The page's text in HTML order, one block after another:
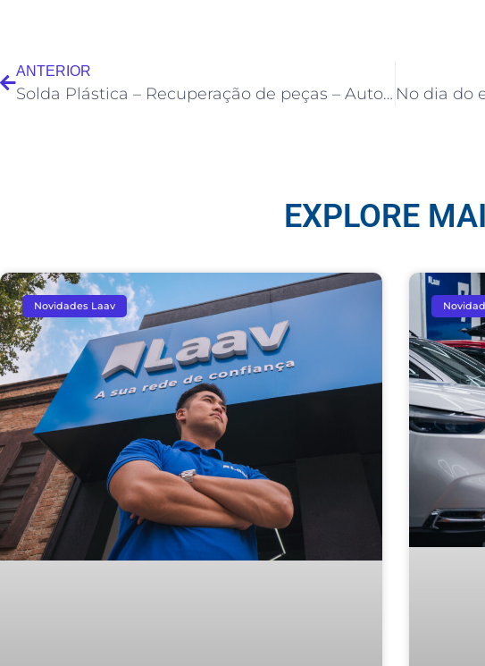
ANTERIOR
Solda Plástica – Recuperação de peças – Auto Esporte 17/09/2023
EXPLORE
Novidades Laav